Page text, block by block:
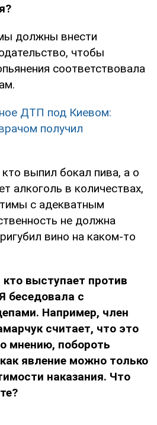
должны внести
чтобы
соответствовала
ДТП под Киевом:
получил
кто выпил бокал пива, а о
алкоголь в количествах,
с адекватным
не должна
вино на каком-то
выступает против
беседовала с
Например, член
считает, что это
мнению, побороть
явление можно только
наказания. Что